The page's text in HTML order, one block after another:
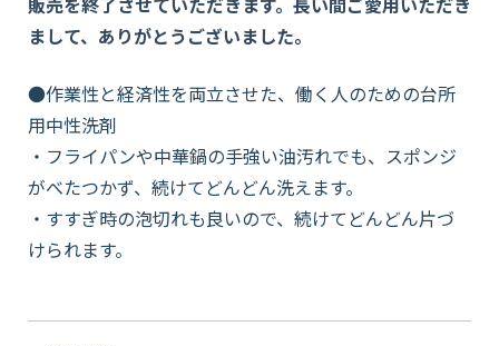
まして、ありがとうございました。
●作業性と経済性を両立させた、働く人のための台所
用中性洗剤
・フライパンや中華鍋の手強い油汚れでも、スポンジ
がべたつかず、続けてどんどん洗えます。
・すすぎ時の泡切れも良いので、続けてどんどん片づ
けられます。